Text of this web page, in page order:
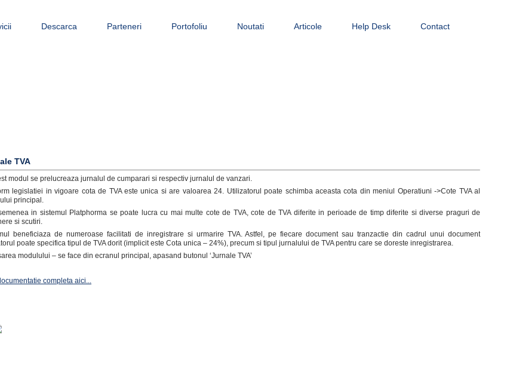
Descarca Parteneri Portofoliu Noutati Articole Help Desk Contact
TVA
modul se prelucreaza jurnalul de cumparari si respectiv jurnalul de vanzari.
legislatiei in vigoare cota de TVA este unica si are valoarea 24. Utilizatorul poate schimba aceasta cota din meniul Operatiuni ->Cote TVA al
principal.
in sistemul Platphorma se poate lucra cu mai multe cote de TVA, cote de TVA diferite in perioade de timp diferite si diverse praguri de
si scutiri.
beneficiaza de numeroase facilitati de inregistrare si urmarire TVA. Astfel, pe fiecare document sau tranzactie din cadrul unui document
poate specifica tipul de TVA dorit (implicit este Cota unica – 24%), precum si tipul jurnalului de TVA pentru care se doreste inregistrarea.
modulului – se face din ecranul principal, apasand butonul ‘Jurnale TVA’
completa aici...